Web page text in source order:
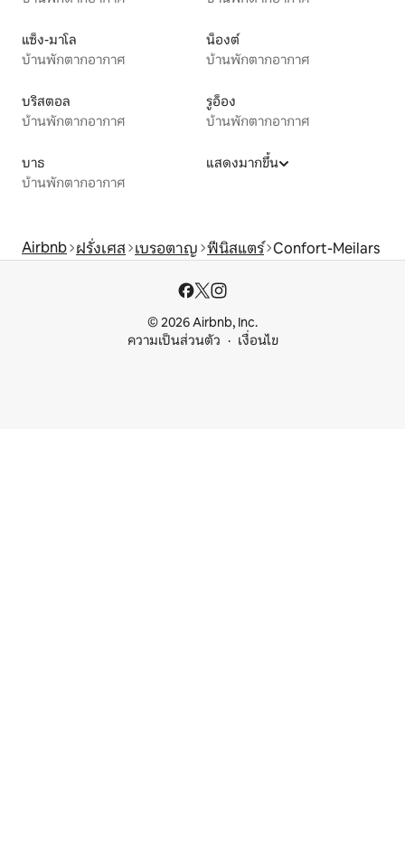
แซ็ง-มาโล
บ้านพักตากอากาศ
น็องต์
บ้านพักตากอากาศ
บริสตอล
บ้านพักตากอากาศ
รูอ็อง
บ้านพักตากอากาศ
บาธ
บ้านพักตากอากาศ
แสดงมากขึ้น
Airbnb ฝรั่งเศส เบรอตาญ ฟีนิสแตร์ Confort-Meilars
© 2026 Airbnb, Inc.
ความเป็นส่วนตัว
เงื่อนไข